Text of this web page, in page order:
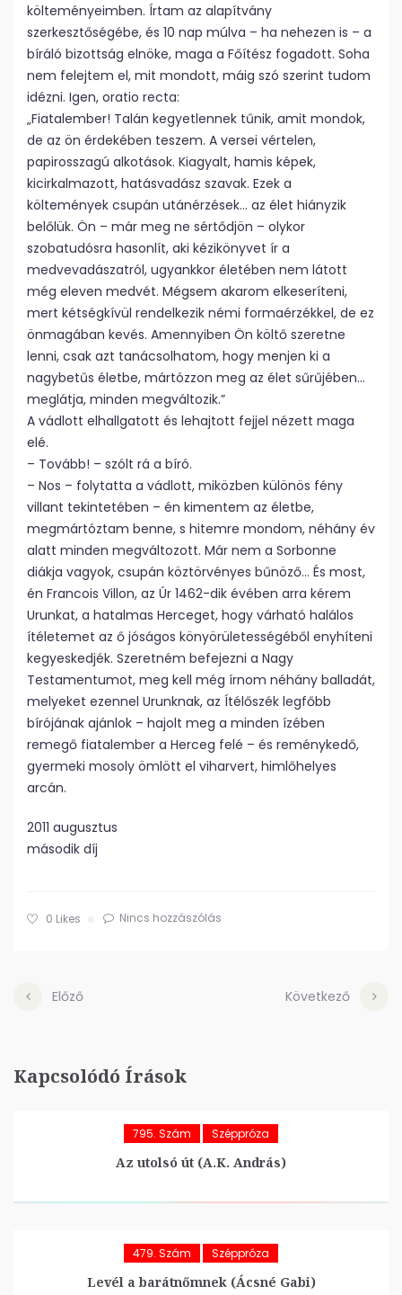
költeményeimben. Írtam az alapítvány
szerkesztőségébe, és 10 nap múlva – ha nehezen is – a
bíráló bizottság elnöke, maga a Főítész fogadott. Soha
nem felejtem el, mit mondott, máig szó szerint tudom
idézni. Igen, oratio recta:
„Fiatalember! Talán kegyetlennek tűnik, amit mondok,
de az ön érdekében teszem. A versei vértelen,
papirosszagú alkotások. Kiagyalt, hamis képek,
kicirkalmazott, hatásvadász szavak. Ezek a
költemények csupán utánérzések… az élet hiányzik
belőlük. Ön – már meg ne sértődjön – olykor
szobatudósra hasonlít, aki kézikönyvet ír a
medvevadászatról, ugyankkor életében nem látott
még eleven medvét. Mégsem akarom elkeseríteni,
mert kétségkívül rendelkezik némi formaérzékkel, de ez
önmagában kevés. Amennyiben Ön költő szeretne
lenni, csak azt tanácsolhatom, hogy menjen ki a
nagybetűs életbe, mártózzon meg az élet sűrűjében…
meglátja, minden megváltozik.”
A vádlott elhallgatott és lehajtott fejjel nézett maga
elé.
– Tovább! – szólt rá a bíró.
– Nos – folytatta a vádlott, miközben különös fény
villant tekintetében – én kimentem az életbe,
megmártóztam benne, s hitemre mondom, néhány év
alatt minden megváltozott. Már nem a Sorbonne
diákja vagyok, csupán köztörvényes bűnöző… És most,
én Francois Villon, az Úr 1462-dik évében arra kérem
Urunkat, a hatalmas Herceget, hogy várható halálos
ítéletemet az ő jóságos könyörületességéből enyhíteni
kegyeskedjék. Szeretném befejezni a Nagy
Testamentumot, meg kell még írnom néhány balladát,
melyeket ezennel Urunknak, az Ítélőszék legfőbb
bírójának ajánlok – hajolt meg a minden ízében
remegő fiatalember a Herceg felé – és reménykedő,
gyermeki mosoly ömlött el viharvert, himlőhelyes
arcán.
2011 augusztus
második díj
0 Likes Nincs hozzászólás
Előző Következő
Kapcsolódó Írások
795. Szám Széppróza
Az utolsó út (A.K. András)
479. Szám Széppróza
Levél a barátnőmnek (Ácsné Gabi)